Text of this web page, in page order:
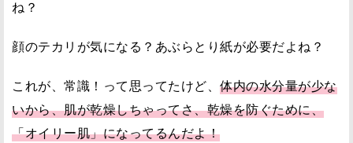
ね？
顔のテカリが気になる？あぶらとり紙が必要だよね？
これが、常識！って思ってたけど、 体内の水分量が少な
いから、肌が乾燥しちゃってさ、乾燥を防ぐために、
「オイリー肌」になってるんだよ！